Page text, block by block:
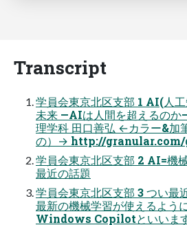
Transcript
学員会東京北区支部 1 AI(人
未来 —AIは人間を超えるのか
理学科 田口善弘 ←カラー&加
の）→ http://
学員会東京北区支部 2 AI=機
最近の話題
学員会東京北区支部 3 つい
最新の機械学習が使えるよう
Windows Copilotといいま